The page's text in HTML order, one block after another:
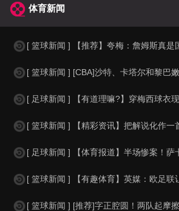
体育新闻
[ 篮球新闻 ] 【推荐】夸梅：詹姆斯真是国王啊 萧华都得听他
[ 篮球新闻 ] [CBA]沙特、卡塔尔和黎巴嫩，分别
[ 足球新闻 ] 【有道理嘛?】穿梅西球衣现场观战！马思纯晒照：
[ 篮球新闻 ] 【精彩资讯】把解说化作一首首诗！贺炜本届世
[ 足球新闻 ] 【体育报道】半场惨案！萨卡轻巧推射双响，英格
[ 篮球新闻 ] 【有趣体育】英媒：欧足联让旗下裁判避免像世界杯
[ 篮球新闻 ] [推荐]字正腔圆！两队起摩擦 4号秀威尔逊大声